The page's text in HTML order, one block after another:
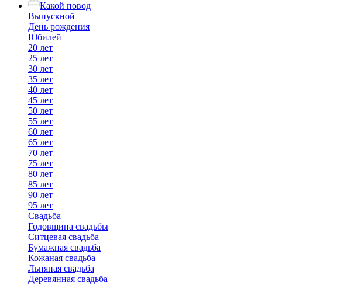
Какой повод
Выпускной
День рождения
Юбилей
20 лет
25 лет
30 лет
35 лет
40 лет
45 лет
50 лет
55 лет
60 лет
65 лет
70 лет
75 лет
80 лет
85 лет
90 лет
95 лет
Свадьба
Годовщина свадьбы
Ситцевая свадьба
Бумажная свадьба
Кожаная свадьба
Льняная свадьба
Деревянная свадьба